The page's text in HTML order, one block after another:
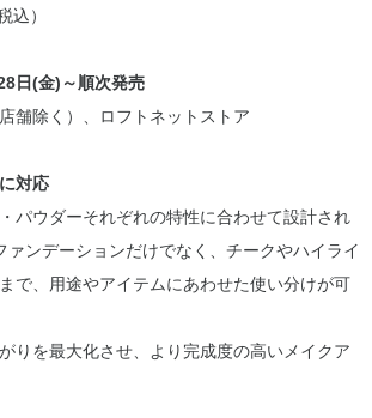
込）
日(金)～順次発売
舗除く）、ロフトネットストア
対応
パウダーそれぞれの特性に合わせて設計され
ァンデーションだけでなく、チークやハイライ
で、用途やアイテムにあわせた使い分けが可
りを最大化させ、より完成度の高いメイクア